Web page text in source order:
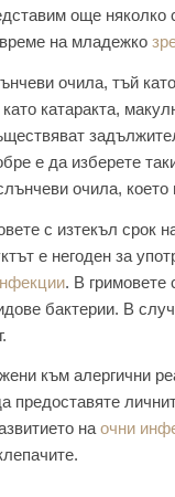
още няколко
на младежко
очила, тъй
катаракта,
е да изберете
очила,
с изтекъл срок
е негоден за
. В гримовете
бактерии. В
към алергични
предоставяте
на очни